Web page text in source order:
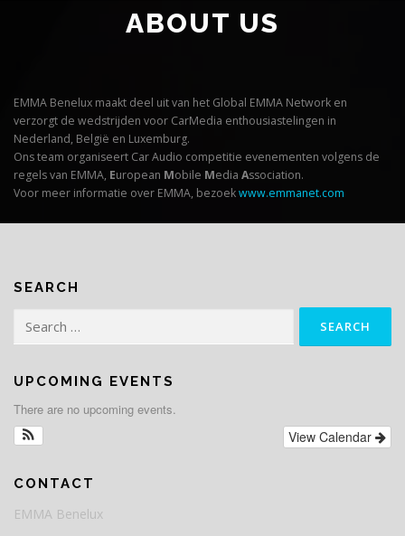
ABOUT US
EMMA Benelux maakt deel uit van het Global EMMA Network en
verzorgt de wedstrijden voor CarMedia enthousiastelingen in
Nederland, België en Luxemburg.
Ons team organiseert Car Audio competitie evenementen volgens de
regels van EMMA, European Mobile Media Association.
Voor meer informatie over EMMA, bezoekwww.emmanet.com
SEARCH
UPCOMING EVENTS
There are no upcoming events.
View Calendar
CONTACT
EMMA Benelux